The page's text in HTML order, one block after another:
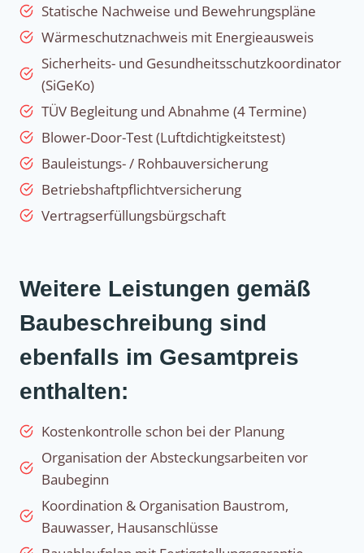
Statische Nachweise und Bewehrungspläne
Wärmeschutznachweis mit Energieausweis
Sicherheits- und Gesundheitsschutzkoordinator
(SiGeKo)
TÜV Begleitung und Abnahme (4 Termine)
Blower-Door-Test (Luftdichtigkeitstest)
Bauleistungs- / Rohbauversicherung
Betriebshaftpflichtversicherung
Vertragserfüllungsbürgschaft
Weitere Leistungen gemäß
Baubeschreibung sind
ebenfalls im Gesamtpreis
enthalten:
Kostenkontrolle schon bei der Planung
Organisation der Absteckungsarbeiten vor
Baubeginn
Koordination & Organisation Baustrom,
Bauwasser, Hausanschlüsse